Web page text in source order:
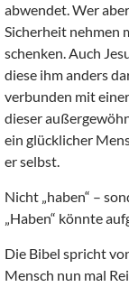
abwendet. Wer
Sicherheit nehmen
schenken. Auch
diese ihm anders
verbunden mit
dieser
ein glücklicher
er selbst.
Nicht „haben“ –
„Haben“ könnte
Die Bibel spricht
Mensch nun mal